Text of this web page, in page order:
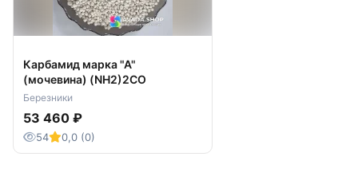
Карбамид марка "А"
(мочевина) (NH2)2CO
Березники
53 460 ₽
54 0,0 (0)